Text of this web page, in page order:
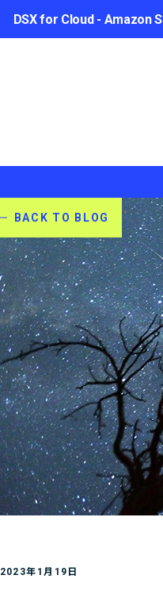
DSX for Cloud - Amazon
BACK TO BLOG
2023年1月19日